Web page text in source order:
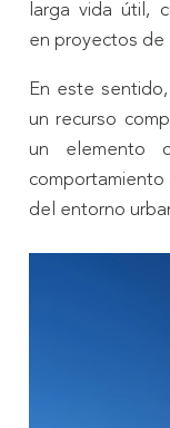
larga vida útil,
en proyectos de
En este
un recurso
un elemento
comportamiento
del entorno